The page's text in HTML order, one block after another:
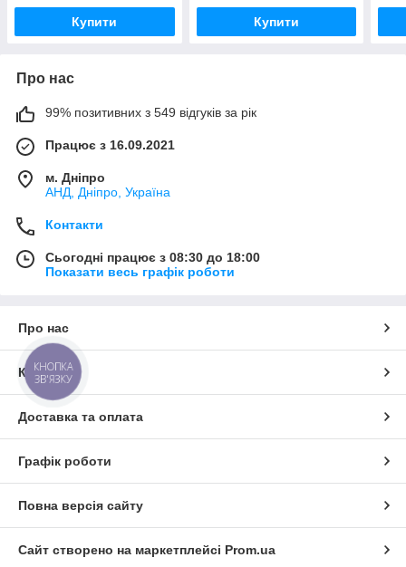
Купити Купити
Про нас
99% позитивних з 549 відгуків за рік
Працює з 16.09.2021
м. Дніпро
АНД, Дніпро, Україна
Контакти
Сьогодні працює з 08:30 до 18:00
Показати весь графік роботи
Про нас
Контакти
Доставка та оплата
Графік роботи
Повна версія сайту
Сайт створено на маркетплейсі Prom.ua
КНОПКА
ЗВ'ЯЗКУ